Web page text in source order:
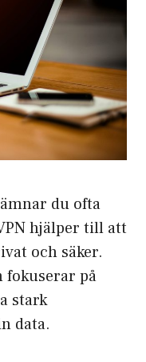
du ofta
hjälper till att
och säker.
fokuserar på
stark
data.